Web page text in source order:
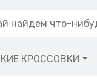
КРОССОВКИ